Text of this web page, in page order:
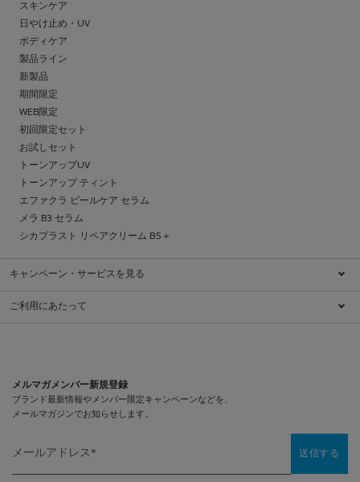
スキンケア
日やけ止め・UV
ボディケア
製品ライン
新製品
期間限定
WEB限定
初回限定セット
お試しセット
トーンアップUV
トーンアップ ティント
エファクラ ピールケア セラム
メラ B3 セラム
シカプラスト リペアクリーム B5＋
キャンペーン・サービスを見る
キャンペーン一覧
ショッピングガイド
メンバーシッププログラム
ご利用にあたって
プライバシーポリシー
プライバシーポリシー（医療従事者向け）
お問い合わせ
サイトマップ
メルマガメンバー新規登録
メールアドレス * 送信する